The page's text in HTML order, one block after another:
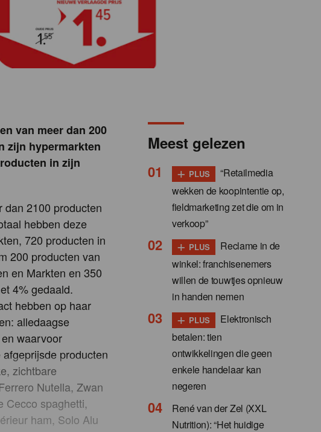
van meer dan 200
zijn hypermarkten
in zijn
dan 2100 producten
hebben deze
720 producten in
200 producten van
en Markten en 350
4% gedaald.
hebben op haar
alledaagse
waarvoor
producten
zichtbare
Nutella, Zwan
Cecco spaghetti,
ham, Solo Alu
Meest gelezen
+ PLUS
“Retailmedia
wekken de koopintentie op,
fieldmarketing zet die om in
verkoop”
+ PLUS
Reclame in de
winkel: franchisenemers
willen de touwtjes opnieuw
in handen nemen
+ PLUS
Elektronisch
betalen: tien
ontwikkelingen die geen
enkele handelaar kan
negeren
René van der Zel (XXL
Nutrition): “Het huidige